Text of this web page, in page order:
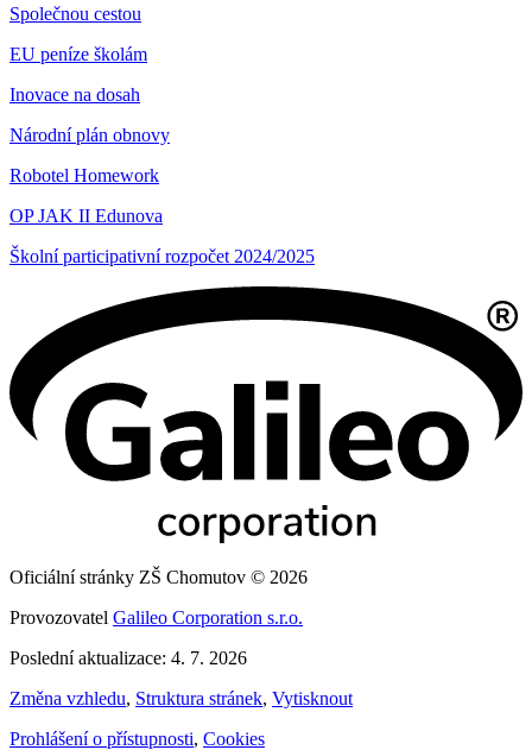
Společnou cestou
EU peníze školám
Inovace na dosah
Národní plán obnovy
Robotel Homework
OP JAK II Edunova
Školní participativní rozpočet 2024/2025
Oficiální stránky ZŠ Chomutov © 2026
Provozovatel Galileo Corporation s.r.o.
Poslední aktualizace: 4. 7. 2026
Změna vzhledu, Struktura stránek, Vytisknout
Prohlášení o přístupnosti, Cookies